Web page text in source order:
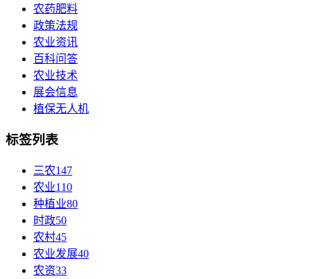
农药肥料
政策法规
农业资讯
百科问答
农业技术
展会信息
植保无人机
标签列表
三农147
农业110
种植业80
时政50
农村45
农业发展40
农资33